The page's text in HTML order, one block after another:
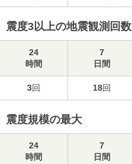
震度3以上の地震観測回数
24
時間
7
日間
3回 18回
震度規模の最大
24
時間
7
日間